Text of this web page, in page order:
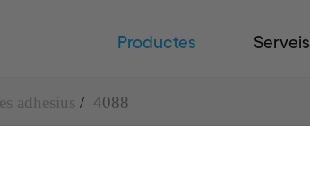
Productes Serveis
adhesius 4088